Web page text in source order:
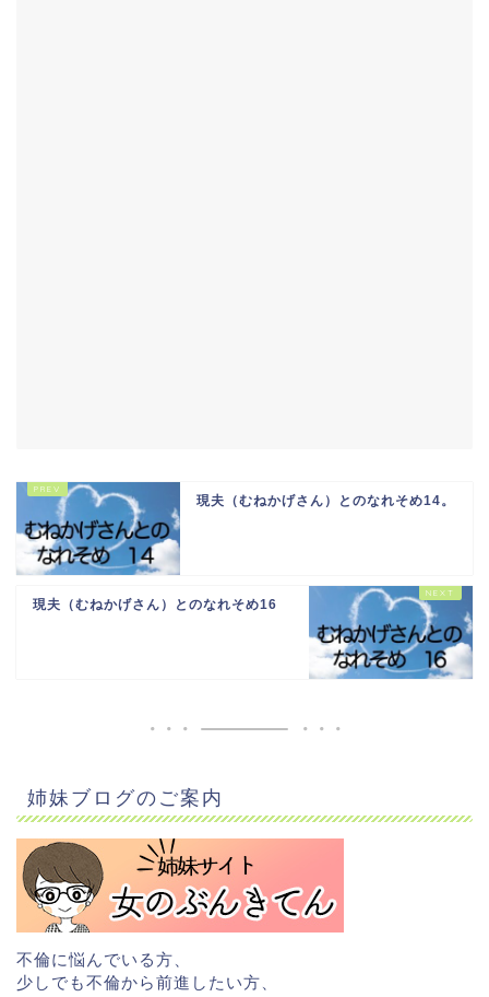
現夫（むねかげさん）とのなれそめ14。
現夫（むねかげさん）とのなれそめ16
姉妹ブログのご案内
不倫に悩んでいる方、
少しでも不倫から前進したい方、